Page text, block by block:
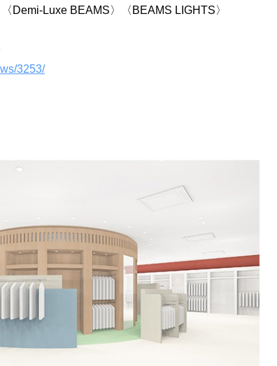
Demi-Luxe BEAMS〉〈BEAMS LIGHTS〉
3253/